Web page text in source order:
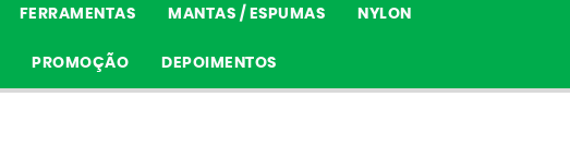
FERRAMENTAS MANTAS / ESPUMAS NYLON
PROMOÇÃO DEPOIMENTOS